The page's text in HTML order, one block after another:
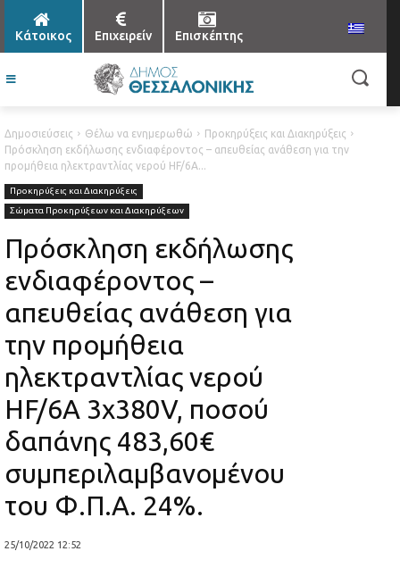
Κάτοικος Επιχειρείν Επισκέπτης
Δημοσιεύσεις Θέλω να ενημερωθώ
Προκηρύξεις και Διακηρύξεις
Πρόσκληση εκδήλωσης ενδιαφέροντος – απευθείας ανάθεση για την
προμήθεια ηλεκτραντλίας νερού HF/6A...
Προκηρύξεις και Διακηρύξεις
Σώματα Προκηρύξεων και Διακηρύξεων
Πρόσκληση εκδήλωσης
ενδιαφέροντος –
απευθείας ανάθεση για
την προμήθεια
ηλεκτραντλίας νερού
HF/6A 3x380V, ποσού
δαπάνης 483,60€
συμπεριλαμβανομένου
του Φ.Π.Α. 24%.
25/10/2022 12:52